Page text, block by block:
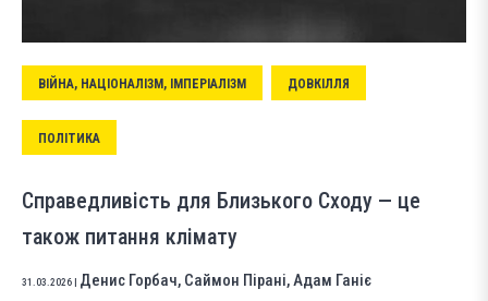
ВІЙНА, НАЦІОНАЛІЗМ, ІМПЕРІАЛІЗМ ДОВКІЛЛЯ
ПОЛІТИКА
Справедливість для Близького Сходу — це
також питання клімату
31.03.2026 Денис Горбач, Саймон Пірані,Адам Ганіє